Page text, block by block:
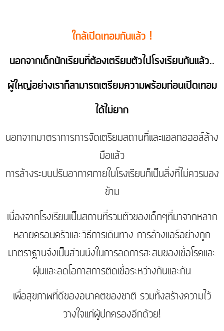
ใกล้เปิดเทอมกันแล้ว !
นอกจากเด็กนักเรียนที่ต้องเตรียมตัวไปโรงเรียนกันแล้ว..
ผู้ใหญ่อย่างเราก็สามารถเตรียมความพร้อมก่อนเปิดเทอม
ได้ไม่ยาก
นอกจากมาตราการการจัดเตรียมสถานที่และแอลกอฮอล์ล้าง
มือแล้ว
การล้างระบบปรับอากาศภายในโรงเรียนก็เป็นสิ่งที่ไม่ควรมอง
ข้าม
เนื่องจากโรงเรียนเป็นสถานที่รวมตัวของเด็กๆที่มาจากหลาก
หลายครอบครัวและวิธีการเดินทาง การล้างแอร์อย่างถูก
มาตราฐานจึงเป็นส่วนนึงในการลดการสะสมของเชื้อโรคและ
ฝุ่นและลดโอกาสการติดเชื้อระหว่างกันและกัน
เพื่อสุขภาพที่ดีของอนาคตของชาติ รวมทั้งสร้างความไว้
วางใจแก่ผู้ปกครองอีกด้วย!